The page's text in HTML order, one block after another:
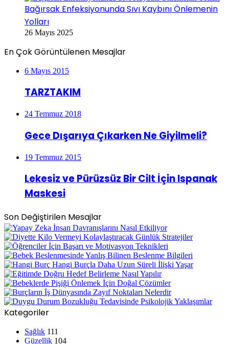
Bağırsak Enfeksiyonunda Sıvı Kaybını Önlemenin
Yolları
26 Mayıs 2025
En Çok Görüntülenen Mesajlar
6 Mayıs 2015
TARZTAKIM
24 Temmuz 2018
Gece Dışarıya Çıkarken Ne Giyilmeli?
19 Temmuz 2015
Lekesiz ve Pürüzsüz Bir Cilt İçin Ispanak
Maskesi
Son Değiştirilen Mesajlar
Kategoriler
Sağlık 111
Güzellik 104